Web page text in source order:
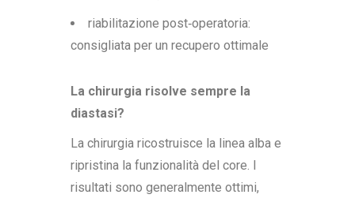
riabilitazione post‑operatoria:
consigliata per un recupero ottimale
La chirurgia risolve sempre la
diastasi?
La chirurgia ricostruisce la linea alba e
ripristina la funzionalità del core. I
risultati sono generalmente ottimi,